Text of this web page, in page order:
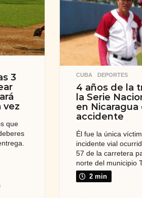
t
á
s
3
vez
que
CUBA ,DEPORTES
4 años de la
la Serie
en Nicaragua
accidente
Él fue la única
incidente vial
57 de la carretera
norte del municipio
2 min